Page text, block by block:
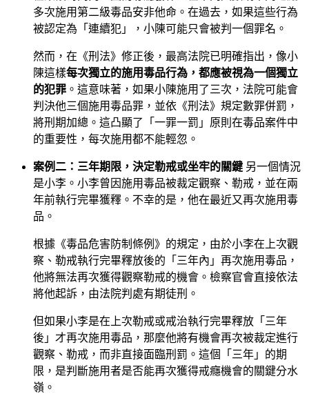
多次施用第二級毒品安非他命。在過去，如果這些行為
被認定為「連續犯」，小陳可能只會被判一個罪名。
然而，在《刑法》修正後，最高法院已明確指出，像小
陳這樣每次獨立的施用毒品行為，都應被視為一個獨立
的犯罪 。這意味著，如果小陳施用了三次，法院可能會
判決他三個施用毒品罪，並依《刑法》規定數罪併罰，
將刑期加總。這凸顯了「一罪一罰」原則在毒品案件中
的重要性，每次施用都不能輕忽。
案例二：三年期限，決定勒戒或坐牢的關鍵 另一個情況
是小李。小李曾因施用毒品被裁定觀察、勒戒，並在兩
年前執行完畢獲釋。不幸的是，他在最近又再次施用毒
品。
根據《毒品危害防制條例》的規定，由於小李在上次觀
察、勒戒執行完畢釋放後的「三年內」再次施用毒品，
他將無法再次獲得觀察勒戒的機會。檢察官會直接依法
將他起訴，由法院判處有期徒刑。
但如果小李是在上次勒戒或戒治執行完畢釋放「三年
後」才再次施用毒品，那麼他將有機會再次被裁定進行
觀察、勒戒，而非直接面臨刑罰。這個「三年」的期
限，是判斷施用者是否能再次獲得戒癮機會的關鍵分水
嶺。